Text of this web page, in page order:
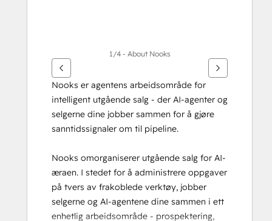
1/4 - About Nooks
Nooks er agentens arbeidsområde for
intelligent utgående salg - der AI-agenter og
selgerne dine jobber sammen for å gjøre
sanntidssignaler om til pipeline.
Nooks omorganiserer utgående salg for AI-
æraen. I stedet for å administrere oppgaver
på tvers av frakoblede verktøy, jobber
selgerne og AI-agentene dine sammen i ett
enhetlig arbeidsområde - prospektering,